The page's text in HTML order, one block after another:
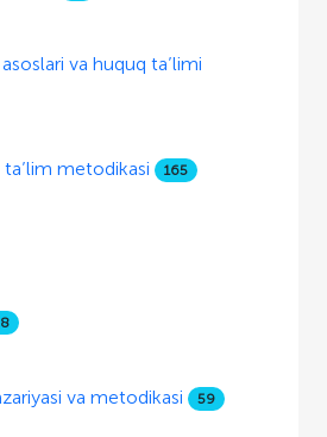
va huquq ta’limi
metodikasi 165
va metodikasi 59